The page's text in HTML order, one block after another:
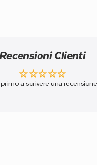
Recensioni Clienti
primo a scrivere una recensione